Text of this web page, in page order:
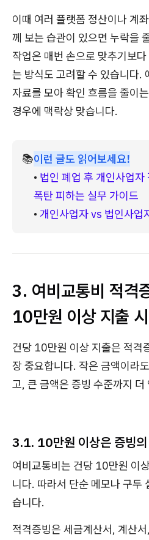
이때 여러 플랫폼 정산이나 계
께 보는 습관이 있으면 누락을
작업은 매번 손으로 맞추기보
는 방식도 고려할 수 있습니다.
자료를 모아 확인 흐름을 줄이
경우에 맥락상 맞습니다.
📚이런 글도 읽어보세요!
• 법인 폐업 후 개인사업
폭탄 피하는 실무 가이드
• 개인사업자 vs 법인사업
3. 여비교통비 적격
10만원 이상 지출
건당 10만원 이상 지출은 적격
장 중요합니다. 작은 금액이라
고, 큰 금액은 증빙 수준까지 더
3.1. 10만원 이상은 증빙
여비교통비는 건당 10만원 이
니다. 따라서 단순 메모나 구두
습니다.
적격증빙은 세금계산서, 계산